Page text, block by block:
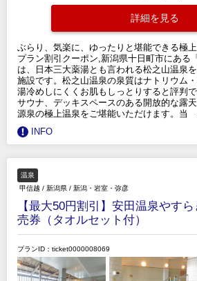
詳細を見る
ぶらり、気楽に、ゆったりと堪能できる極
プラン割引クーポン,新潟県十日町市にある
は、日本三大薬湯とも言われる松之山温泉
施設です。松之山温泉の泉質はナトリウム
湯冷めしにくくお肌もしっとりすると評判
サウナ、デッキスペースのある開放的な露
源泉の極上温泉をご堪能いただけます。当
INFO
温泉
甲信越 / 新潟県 / 新潟・岩室・弥彦
【最大50円割引】安田温泉やす
売券（タオルセット付）
プランID：ticket0000008069